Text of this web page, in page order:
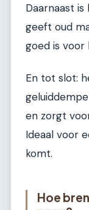
Daarnaast
geeft oud
goed is voor
En tot slot:
en zorgt
Ideaal voor
komt.
Hoe